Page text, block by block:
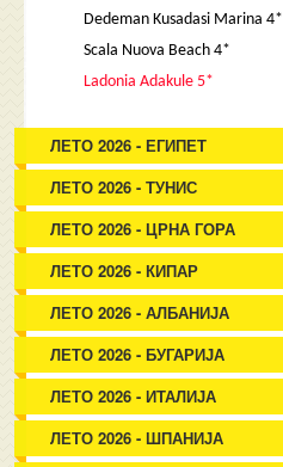
Dedeman Kusadasi Marina 4*
Scala Nuova Beach 4*
Ladonia Adakule 5*
ЛЕТО 2026 - ЕГИПЕТ
ЛЕТО 2026 - ТУНИС
ЛЕТО 2026 - ЦРНА ГОРА
ЛЕТО 2026 - КИПАР
ЛЕТО 2026 - АЛБАНИЈА
ЛЕТО 2026 - БУГАРИЈА
ЛЕТО 2026 - ИТАЛИЈА
ЛЕТО 2026 - ШПАНИЈА